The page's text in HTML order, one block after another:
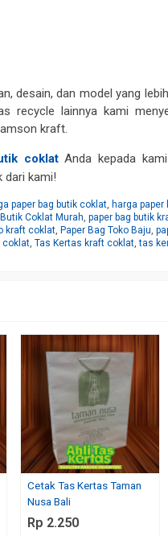
desain, dan model yang
recycle lainnya kami
kraft.
coklatAnda kepada
dari kami!
paper bag butik coklat, harga
Coklat Murah,paper bag butik
kraft coklat, Paper Bag Toko Baju,
coklat,Tas Kertas kraft coklat,tas
Cetak Tas Kertas Taman
Nusa Bali
Rp 2.250